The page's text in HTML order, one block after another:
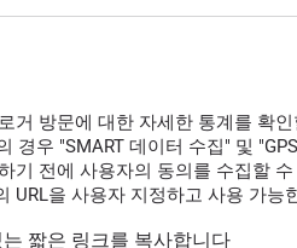
거 방문에 대한 자세한 통계를 확
경우 "SMART 데이터 수집" 및
기 전에 사용자의 동의를 수집할
URL을 사용자 지정하고 사용 가
짧은 링크를 복사합니다